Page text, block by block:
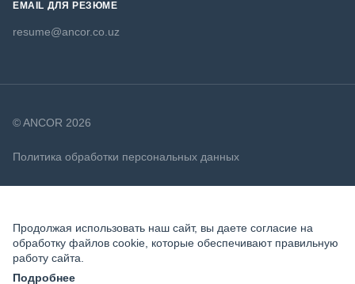
EMAIL ДЛЯ РЕЗЮМЕ
resume@ancor.co.uz
© ANCOR 2026
Политика обработки персональных данных
Продолжая использовать наш сайт, вы даете согласие на
обработку файлов cookie, которые обеспечивают правильную
работу сайта.
Подробнее